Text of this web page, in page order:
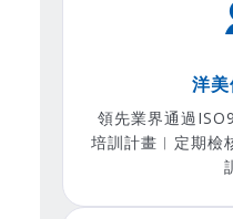
洋
領先業界通過
培訓計畫︱定期檢